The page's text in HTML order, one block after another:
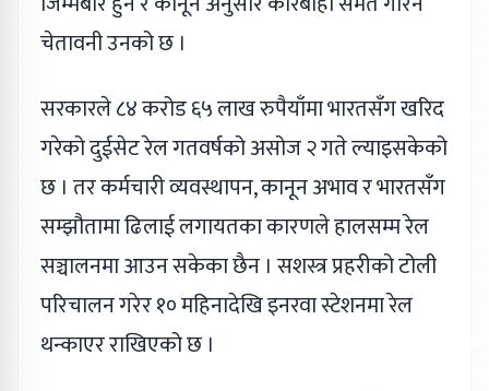
चेतावनी उनको छ ।
सरकारले ८४ करोड ६५ लाख रुपैयाँमा भारतसँग खरिद
गरेको दुईसेट रेल गतवर्षको असोज २ गते ल्याइसकेको
छ । तर कर्मचारी व्यवस्थापन, कानून अभाव र भारतसँग
सम्झौतामा ढिलाई लगायतका कारणले हालसम्म रेल
सञ्चालनमा आउन सकेका छैन । सशस्त्र प्रहरीको टोली
परिचालन गरेर १० महिनादेखि इनरवा स्टेशनमा रेल
थन्काएर राखिएको छ ।